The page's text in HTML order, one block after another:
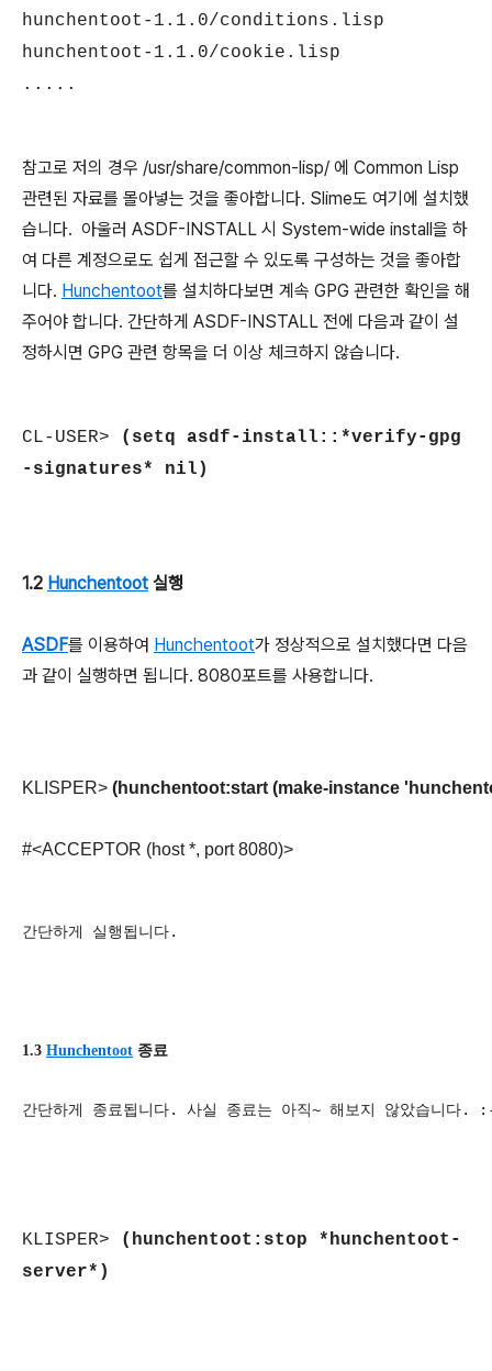
hunchentoot-1.1.0/conditions.lisp
hunchentoot-1.1.0/cookie.lisp
.....
참고로 저의 경우 /usr/share/common-lisp/ 에 Common Lisp
관련된 자료를 몰아넣는 것을 좋아합니다. Slime도 여기에 설치했
습니다. 아울러 ASDF-INSTALL 시 System-wide install을 하
여 다른 계정으로도 쉽게 접근할 수 있도록 구성하는 것을 좋아합
니다. Hunchentoot를 설치하다보면 계속 GPG 관련한 확인을 해
주어야 합니다. 간단하게 ASDF-INSTALL 전에 다음과 같이 설
정하시면 GPG 관련 항목을 더 이상 체크하지 않습니다.
CL-USER>
(setq asdf-install::*verify-gpg
-signatures* nil)
1.2 Hunchentoot 실행
ASDF를 이용하여 Hunchentoot가 정상적으로 설치했다면 다음
과 같이 실행하면 됩니다. 8080포트를 사용합니다.
KLISPER> (hunchentoot:start (make-instance
#<ACCEPTOR (host *, port 8080)>
간단하게 실행됩니다.
1.3 Hunchentoot 종료
간단하게 종료됩니다. 사실 종료는 아직~ 해보지 않았습니다.
KLISPER>
(hunchentoot:stop *hunchentoot-
server*)